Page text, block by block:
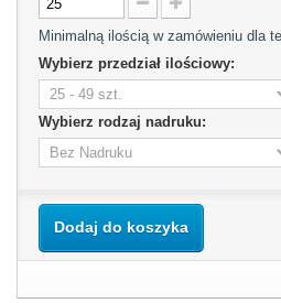
Minimalną ilością w zamówieniu dla
Wybierz przedział ilościowy:
Wybierz rodzaj nadruku:
Dodaj do koszyka